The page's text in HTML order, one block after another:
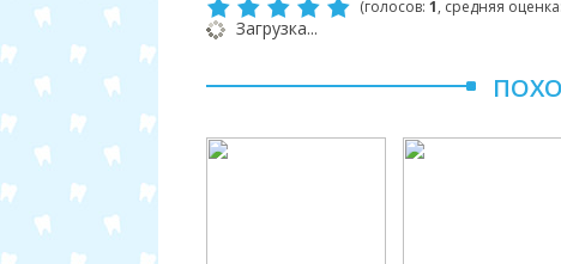
(голосов: 1, средняя оценка:
Загрузка...